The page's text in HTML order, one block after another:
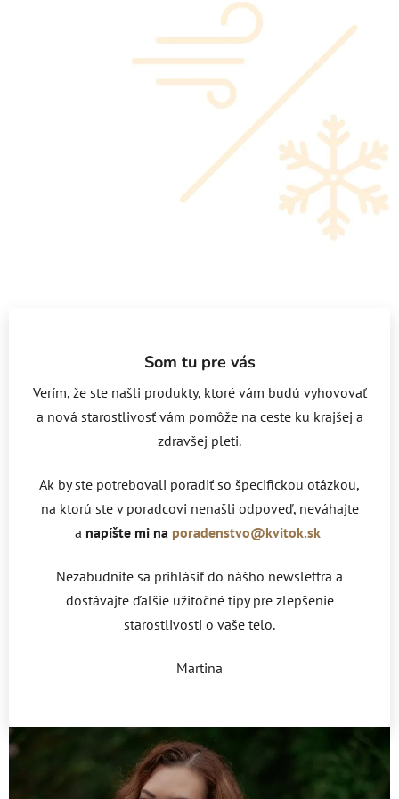
Som tu pre vás
Verím, že ste našli produkty, ktoré vám budú vyhovovať
a nová starostlivosť vám pomôže na ceste ku krajšej a
zdravšej pleti.
Ak by ste potrebovali poradiť so špecifickou otázkou,
na ktorú ste v poradcovi nenašli odpoveď, neváhajte
a napíšte mi na poradenstvo@kvitok.sk
Nezabudnite sa prihlásiť do nášho newslettra a
dostávajte ďalšie užitočné tipy pre zlepšenie
starostlivosti o vaše telo.
Martina